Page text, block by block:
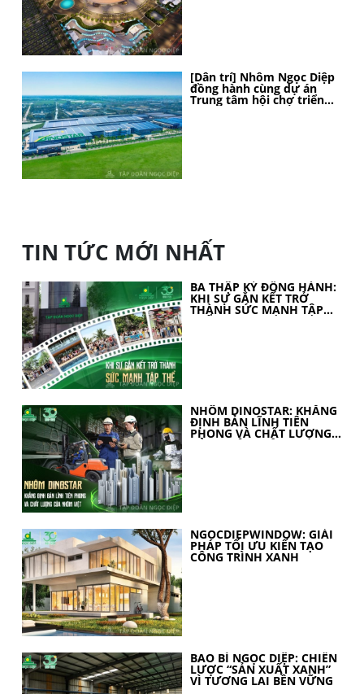
[Dân trí] Nhôm Ngọc Diệp
đồng hành cùng dự án
Trung tâm hội chợ triển
lãm Quốc gia
TIN TỨC MỚI NHẤT
BA THẬP KỶ ĐỒNG HÀNH:
KHI SỰ GẮN KẾT TRỞ
THÀNH SỨC MẠNH TẬP
THỂ
NHÔM DINOSTAR: KHẲNG
ĐỊNH BẢN LĨNH TIÊN
PHONG VÀ CHẤT LƯỢNG
CỦA NHÔM VIỆT
NGOCDIEPWINDOW: GIẢI
PHÁP TỐI ƯU KIẾN TẠO
CÔNG TRÌNH XANH
BAO BÌ NGỌC DIỆP: CHIẾN
LƯỢC “SẢN XUẤT XANH”
VÌ TƯƠNG LAI BỀN VỮNG